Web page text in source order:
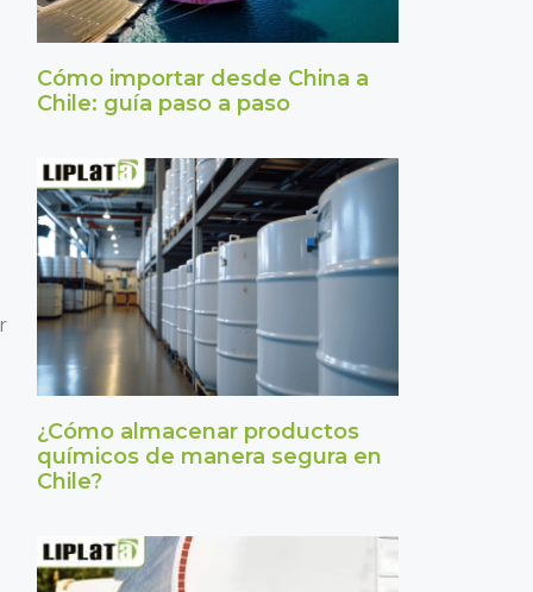
Cómo importar desde China a
Chile: guía paso a paso
¿Cómo almacenar productos
químicos de manera segura en
Chile?